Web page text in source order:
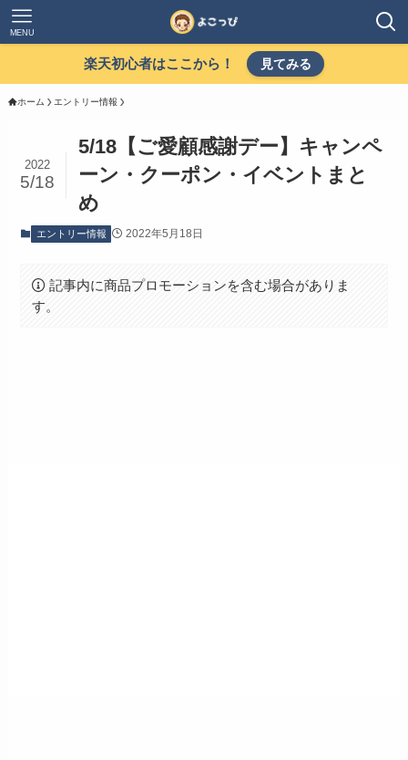
MENU
楽天初心者はここから！ 見てみる
ホーム エントリー情報
5/18【ご愛顧感謝デー】キャンペ
ーン・クーポン・イベントまと
め
2022
5/18
エントリー情報 2022年5月18日
記事内に商品プロモーションを含む場合がありま
す。